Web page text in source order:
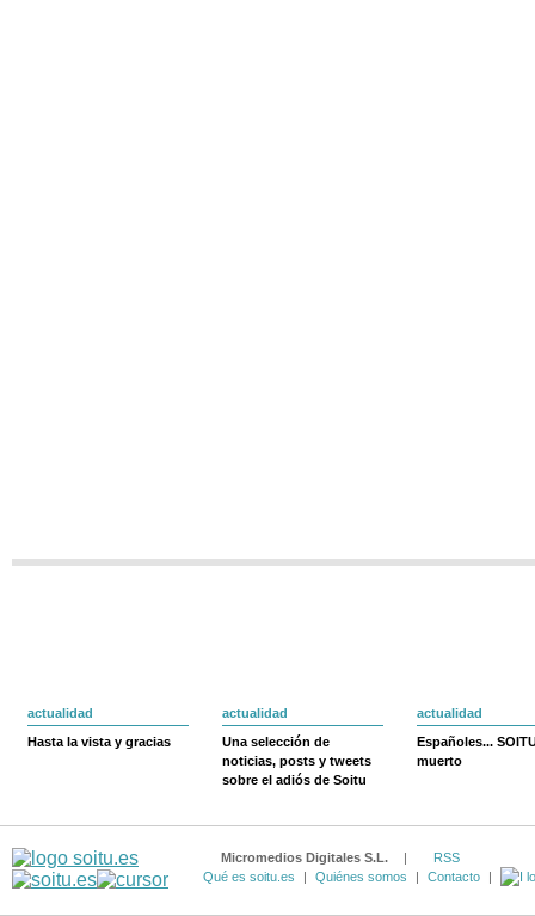
actualidad
Hasta la vista y gracias
actualidad
Una selección de
noticias, posts y tweets
sobre el adiós de Soitu
actualidad
Españoles...
muerto
Micromedios Digitales S.L. |
RSS
Qué es soitu.es
| Quiénes somos | Contacto |